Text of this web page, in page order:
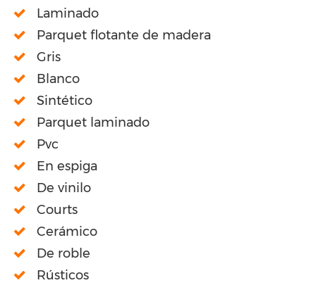
Laminado
Parquet flotante de madera
Gris
Blanco
Sintético
Parquet laminado
Pvc
En espiga
De vinilo
Courts
Cerámico
De roble
Rústicos